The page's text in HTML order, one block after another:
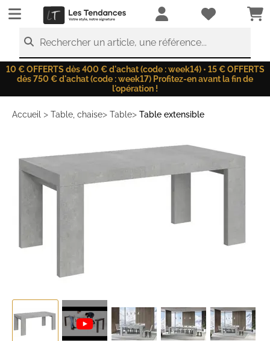
LesTendances.fr
Rechercher un article, une référence...
10 € OFFERTS dès 400 € d'achat (code : week14) • 15 € OFFERTS
dès 750 € d'achat (code : week17) Profitez-en avant la fin de
l'opération !
Accueil > Table, chaise> Table> Table extensible